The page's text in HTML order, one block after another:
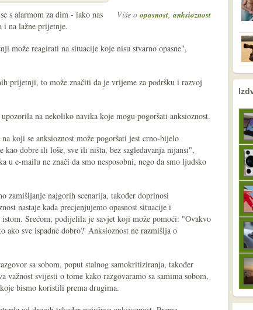
Više o opasnost,anksioznost
s alarmom za dim - iako nas
i na lažne prijetnje.
može reagirati na situacije koje nisu stvarno opasne",
prijetnji, to može značiti da je vrijeme za podršku i razvoj
na nekoliko navika koje mogu pogoršati anksioznost.
koji se anksioznost može pogoršati jest crno-bijelo
kao dobre ili loše, sve ili ništa, bez sagledavanja nijansi",
u e-mailu ne znači da smo nesposobni, nego da smo ljudsko
zamišljanje najgorih scenarija, također doprinosi
nastaje kada precjenjujemo opasnost situacije i
istom. Srećom, podijelila je savjet koji može pomoći: "Ovakvo
ako sve ispadne dobro?' Anksioznost ne razmišlja o
sa sobom, poput stalnog samokritiziranja, također
važnost svijesti o tome kako razgovaramo sa samima sobom,
bismo koristili prema drugima.
nema prethodne
sljedeće